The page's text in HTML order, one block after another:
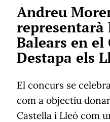
Andreu
representarà
Balears en
Destapa els
El concurs se
com a objectiu
Castella i Lleó com